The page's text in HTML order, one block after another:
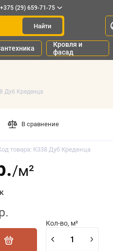
+375 (29) 659-71-75
Найти
Кровля и
фасад
Дуб Креденца
товара: К338 Дуб Креденца
/м²
Кол-во, м²
В сравнение